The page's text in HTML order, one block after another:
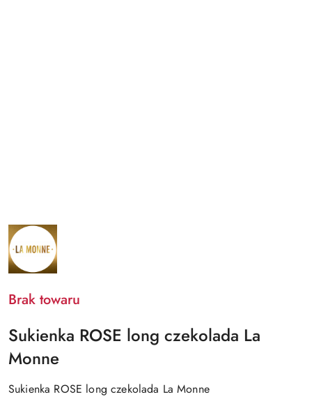
NAZWA
PRODUCENTA:
LA
MONNE
Brak towaru
Sukienka ROSE long czekolada La
Monne
Sukienka ROSE long czekolada La Monne